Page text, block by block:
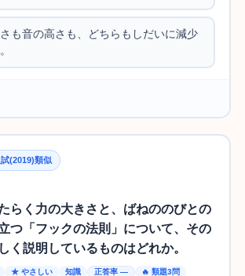
も音の高さも、どちらもしだいに減少
(2019)類似
らく力の大きさと、ばねののびとの
つ「フックの法則」について、その
く説明しているものはどれか。
★ やさしい 知識 正答率 — 🔥 類題3問